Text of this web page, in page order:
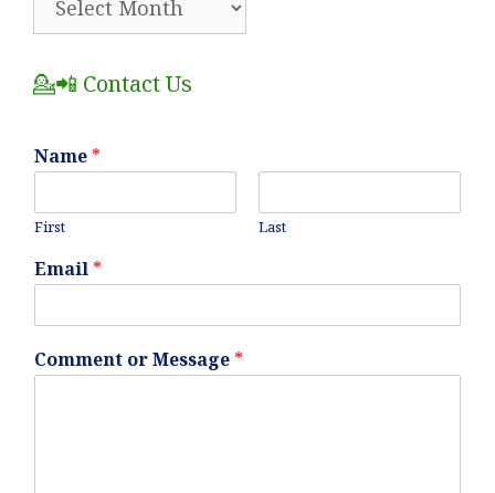
💁📲 Contact Us
Name *
First Last
Email *
Comment or Message *